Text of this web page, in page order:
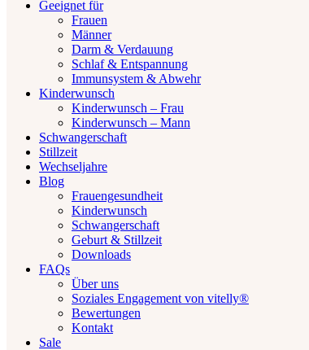
Geeignet für
Frauen
Männer
Darm & Verdauung
Schlaf & Entspannung
Immunsystem & Abwehr
Kinderwunsch
Kinderwunsch – Frau
Kinderwunsch – Mann
Schwangerschaft
Stillzeit
Wechseljahre
Blog
Frauengesundheit
Kinderwunsch
Schwangerschaft
Geburt & Stillzeit
Downloads
FAQs
Über uns
Soziales Engagement von vitelly®
Bewertungen
Kontakt
Sale